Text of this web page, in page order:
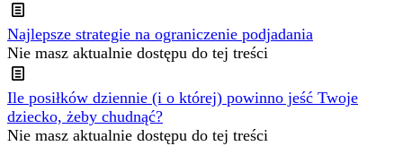
Najlepsze strategie na ograniczenie podjadania
Nie masz aktualnie dostępu do tej treści
Ile posiłków dziennie (i o której) powinno jeść Twoje
dziecko, żeby chudnąć?
Nie masz aktualnie dostępu do tej treści